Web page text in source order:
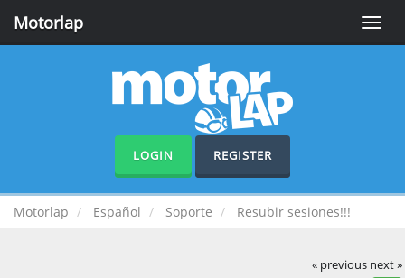
Toggle
Motorlap
LOGIN REGISTER
Motorlap Español Soporte Resubir sesiones!!!
« previous next »